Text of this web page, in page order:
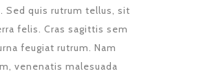
Sed quis rutrum tellus, sit
felis. Cras sagittis sem
feugiat rutrum. Nam
venenatis malesuada